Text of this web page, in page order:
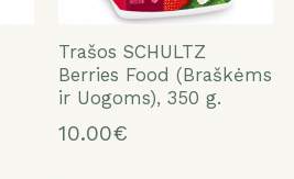
TAIP
Trašos SCHULTZ
Berries Food (Braškėms
ir Uogoms), 350 g.
10.00€